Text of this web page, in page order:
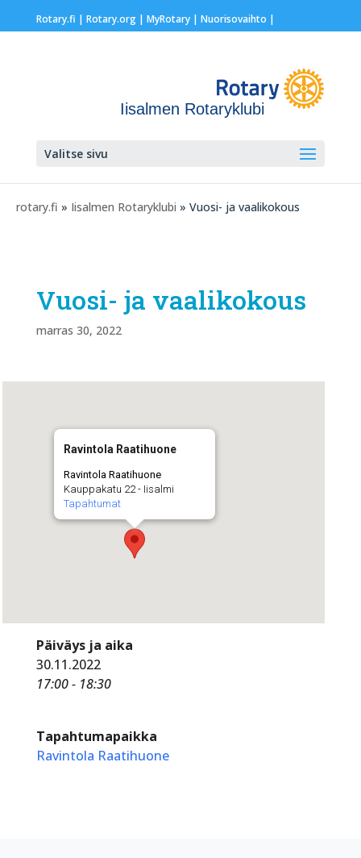
Rotary.fi | Rotary.org| MyRotary | Nuorisovaihto |
Iisalmen Rotaryklubi
Valitse sivu
rotary.fi » Iisalmen Rotaryklubi » Vuosi- ja vaalikokous
Vuosi- ja vaalikokous
marras 30, 2022
Ravintola Raatihuone
Ravintola Raatihuone
Kauppakatu 22 - Iisalmi
Tapahtumat
Päiväys ja aika
30.11.2022
17:00 - 18:30
Tapahtumapaikka
Ravintola Raatihuone